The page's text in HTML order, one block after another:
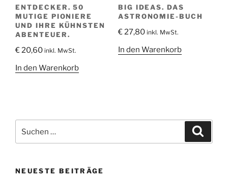
ENTDECKER. 50
MUTIGE PIONIERE
UND IHRE KÜHNSTEN
ABENTEUER.
€20,60 inkl. MwSt.
In den Warenkorb
BIG IDEAS. DAS
ASTRONOMIE-BUCH
€27,80 inkl. MwSt.
In den Warenkorb
nach:
NEUESTE BEITRÄGE